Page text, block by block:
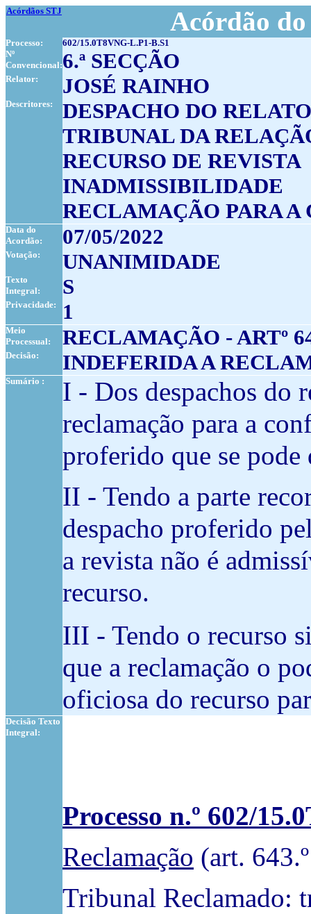
Acórdãos STJ Acórdão
Processo:
602/15.0T8VNG-L.P1-B.S1
Nº
Convencional:6.ª SECÇÃO
Relator: JOSÉ RAINHO
Descritores:
DESPACHO DO
TRIBUNAL DA
RECURSO DE REVISTA
INADMISSIBILIDADE
RECLAMAÇÃO PARA A
Data do
Acordão:
07/05/2022
Votação: UNANIMIDADE
Texto
Integral:
S
Privacidade: 1
Meio
Processual:
RECLAMAÇÃO - ARTº
Decisão: INDEFERIDA A
Sumário :
I - Dos despachos do
reclamação para a
proferido que se pode
II - Tendo a parte
despacho proferido
a revista não é
recurso.
III - Tendo o recurso
que a reclamação o
oficiosa do recurso
Decisão Texto
Integral:
Processo n.º 602/
Reclamação (art.
Tribunal Reclamado: